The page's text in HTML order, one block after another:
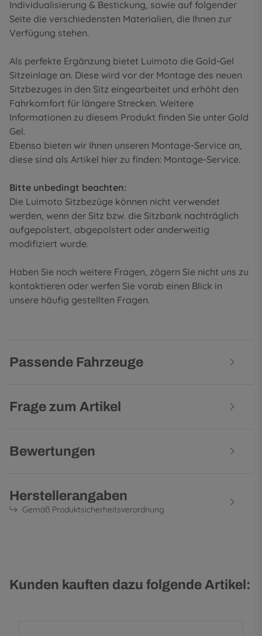
Individualisierung & Bestickung, sowie auf folgender
Seite die verschiedensten Materialien, die Ihnen zur
Verfügung stehen.
Als perfekte Ergänzung bietet Luimoto die Gold-Gel
Sitzeinlage an. Diese wird vor der Montage des neuen
Sitzbezuges in den Sitz eingearbeitet und erhöht den
Fahrkomfort für längere Strecken. Weitere
Informationen zu diesem Produkt finden Sie unter Gold
Gel.
Ebenso bieten wir Ihnen unseren Montage-Service an,
diese sind als Artikel hier zu finden: Montage-Service.
Bitte unbedingt beachten:
Die Luimoto Sitzbezüge können nicht verwendet
werden, wenn der Sitz bzw. die Sitzbank nachträglich
aufgepolstert, abgepolstert oder anderweitig
modifiziert wurde.
Haben Sie noch weitere Fragen, zögern Sie nicht uns zu
kontaktieren oder werfen Sie vorab einen Blick in
unsere häufig gestellten Fragen.
Passende Fahrzeuge
Frage zum Artikel
Bewertungen
Herstellerangaben
Gemäß Produktsicherheitsverordnung
Kunden kauften dazu folgende Artikel: